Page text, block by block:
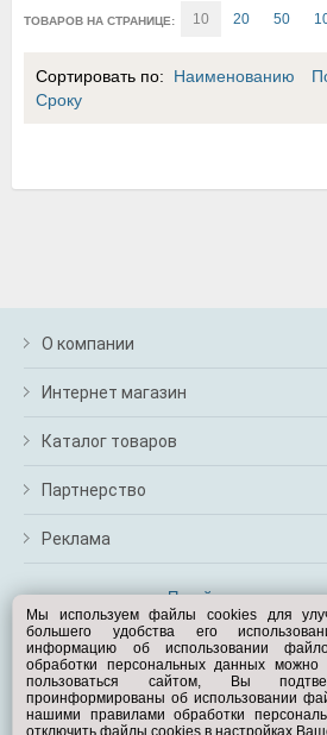
ТОВАРОВ НА СТРАНИЦЕ: 10 20 50
Сортировать по: Наименованию
Сроку
О компании
Интернет магазин
Каталог товаров
Партнерство
Реклама
Перейти на полную
Вам помочь?
© Exist.ru
Мы используем файлы cookies для
большего удобства его
информацию об использовании
обработки персональных данных
пользоваться сайтом, Вы
проинформированы об использовании
нашими правилами обработки
отключить файлы cookies в настройках